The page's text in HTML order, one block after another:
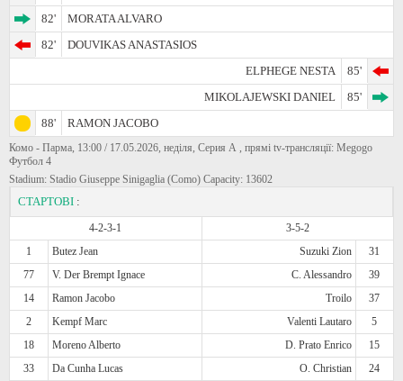
82'
MORATA ALVARO
82'
DOUVIKAS ANASTASIOS
ELPHEGE NESTA
85'
MIKOLAJEWSKI DANIEL
85'
88'
RAMON JACOBO
Комо - Парма, 13:00 / 17.05.2026, неділя, Серия А , прямі tv-трансляції: Megogo
Футбол 4
Stadium: Stadio Giuseppe Sinigaglia (Como) Capacity: 13602
СТАРТОВІ :
4-2-3-1
3-5-2
1
Butez Jean Suzuki Zion
31
77
V. Der Brempt Ignace C. Alessandro
39
14
Ramon Jacobo Troilo
37
2
Kempf Marc Valenti Lautaro
5
18
Moreno Alberto D. Prato Enrico
15
33
Da Cunha Lucas O. Christian
24